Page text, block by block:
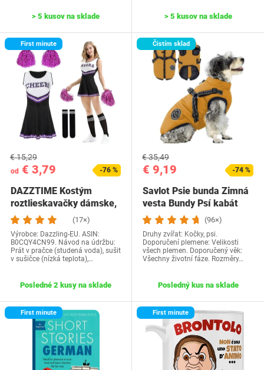
> 5 kusov na sklade > 5 kusov na sklade
First minute
od € 3,79
€ 15,29
-76 %
DAZZTIME Kostým
roztlieskavačky dámske,
kostým…
(17×)
Výrobce: Dazzling-EU. ASIN:
B0CQY4CN99. Návod na údržbu:
Prát v pračce (studená voda), sušit
v sušičce (nízká teplota),…
Posledné 2 kusy na sklade
Čistím sklad
€ 9,19
€ 35,49
-74 %
Savlot Psie bunda Zimná
vesta Bundy Psí kabát
Psí sveter…
(96×)
Druhy zvířat: Kočky, psi.
Doporučení plemene: Velikosti
všech plemen. Doporučený věk:
Všechny životní fáze. Rozměry…
Posledný kus na sklade
First minute First minute